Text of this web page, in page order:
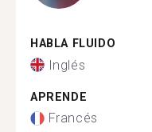
HABLA FLUIDO
Inglés
APRENDE
Francés